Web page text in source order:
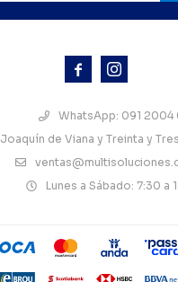
 
WhatsApp: 091 2004
Joaquín de Viana y Treinta y
Lunes a Sábado: 7:30 a